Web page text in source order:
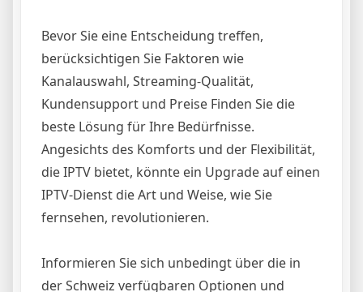
Bevor Sie eine Entscheidung treffen,
berücksichtigen Sie Faktoren wie
Kanalauswahl, Streaming-Qualität,
Kundensupport und Preise Finden Sie die
beste Lösung für Ihre Bedürfnisse.
Angesichts des Komforts und der Flexibilität,
die IPTV bietet, könnte ein Upgrade auf einen
IPTV-Dienst die Art und Weise, wie Sie
fernsehen, revolutionieren.
Informieren Sie sich unbedingt über die in
der Schweiz verfügbaren Optionen und